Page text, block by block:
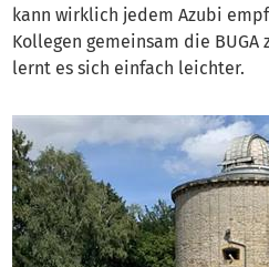
kann wirklich jedem Azubi
Kollegen gemeinsam die BUGA
lernt es sich einfach leichter.